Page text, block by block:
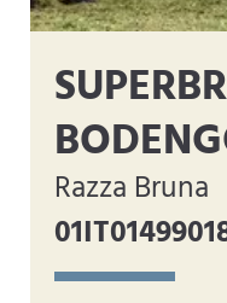
Razza Bruna